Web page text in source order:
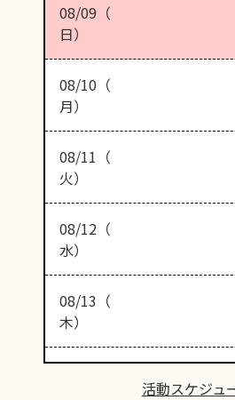
08/09（
日）
08/10（
月）
08/11（
火）
08/12（
水）
08/13（
木）
活動スケジュ